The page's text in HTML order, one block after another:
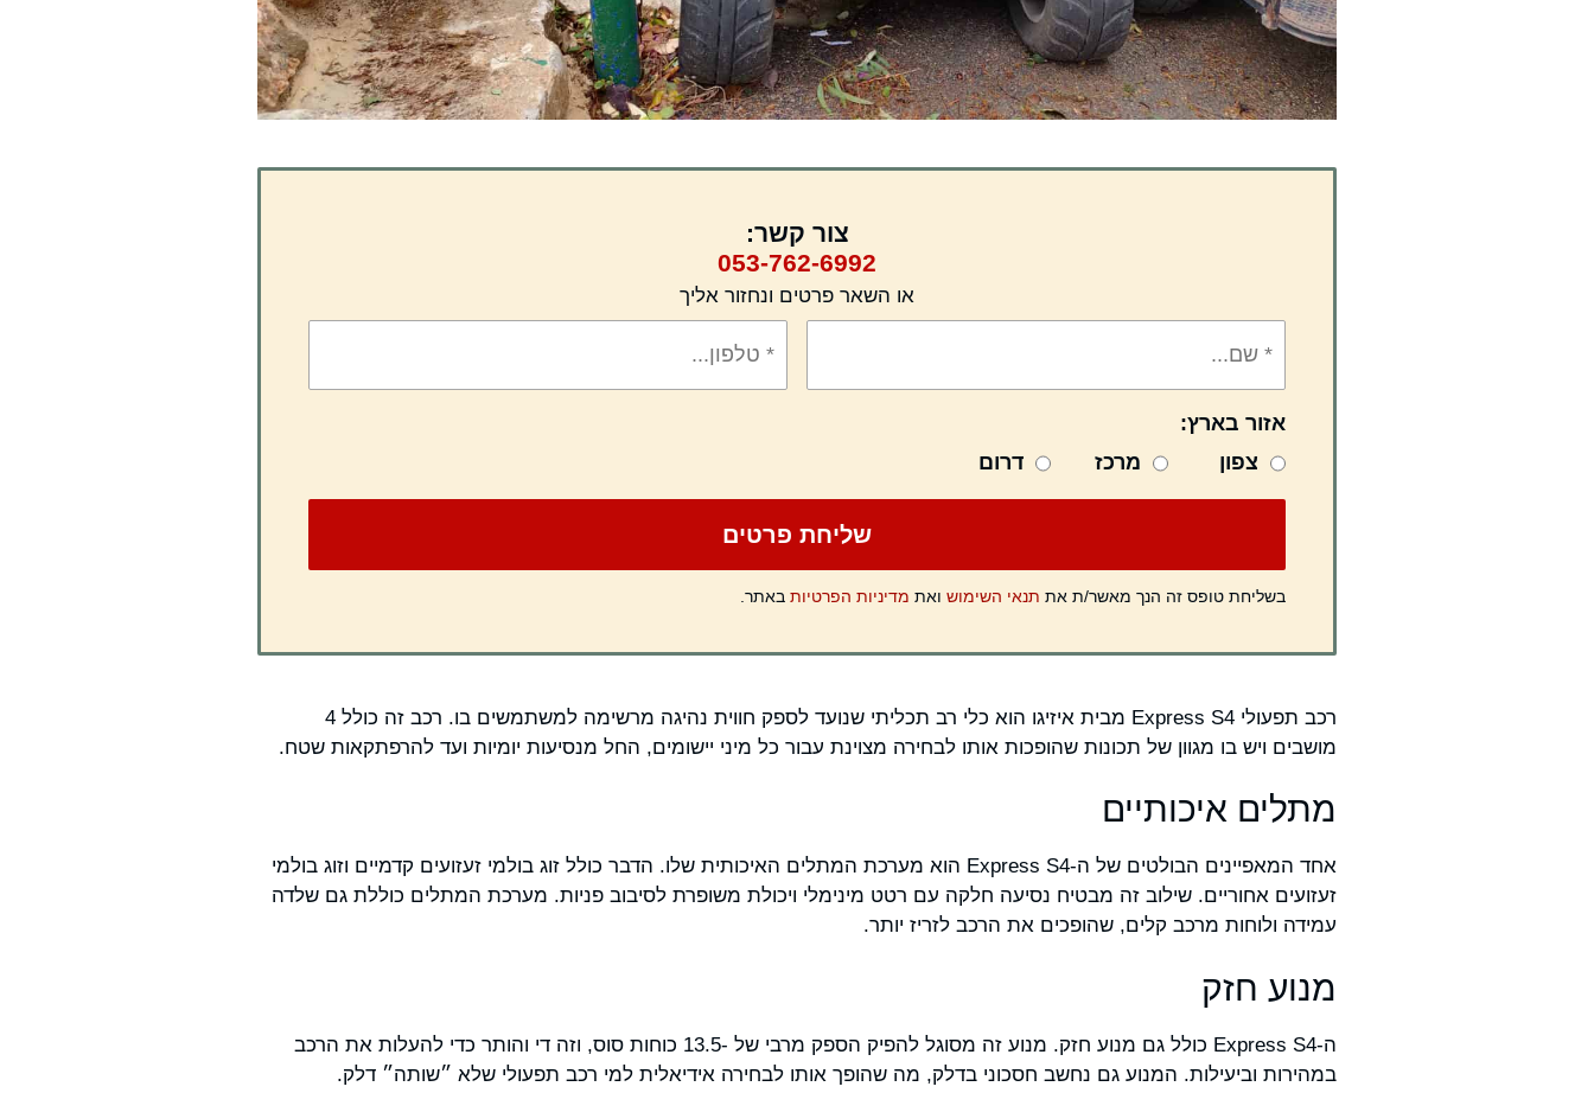
צור קשר:
053-762-6992
או השאר פרטים ונחזור אליך
אזור בארץ:
צפון
מרכז דרום
בשליחת טופס זה הנך מאשר/ת את תנאי השימוש ואת מדיניות הפרטיות באתר.
רכב תפעולי Express S4 מבית איזיגו הוא כלי רב תכליתי שנועד לספק חווית נהיגה מרשימה למשתמשים בו. רכב זה כולל 4
מושבים ויש בו מגוון של תכונות שהופכות אותו לבחירה מצוינת עבור כל מיני יישומים, החל מנסיעות יומיות ועד להרפתקאות שטח.
מתלים איכותיים
אחד המאפיינים הבולטים של ה-Express S4 הוא מערכת המתלים האיכותית שלו. הדבר כולל זוג בולמי זעזועים קדמיים וזוג בולמי
זעזועים אחוריים. שילוב זה מבטיח נסיעה חלקה עם רטט מינימלי ויכולת משופרת לסיבוב פניות. מערכת המתלים כוללת גם שלדה
עמידה ולוחות מרכב קלים, שהופכים את הרכב לזריז יותר.
מנוע חזק
ה-Express S4 כולל גם מנוע חזק. מנוע זה מסוגל להפיק הספק מרבי של -13.5 כוחות סוס, וזה די והותר כדי להעלות את הרכב
במהירות וביעילות. המנוע גם נחשב חסכוני בדלק, מה שהופך אותו לבחירה אידיאלית למי רכב תפעולי שלא ״שותה״ דלק.